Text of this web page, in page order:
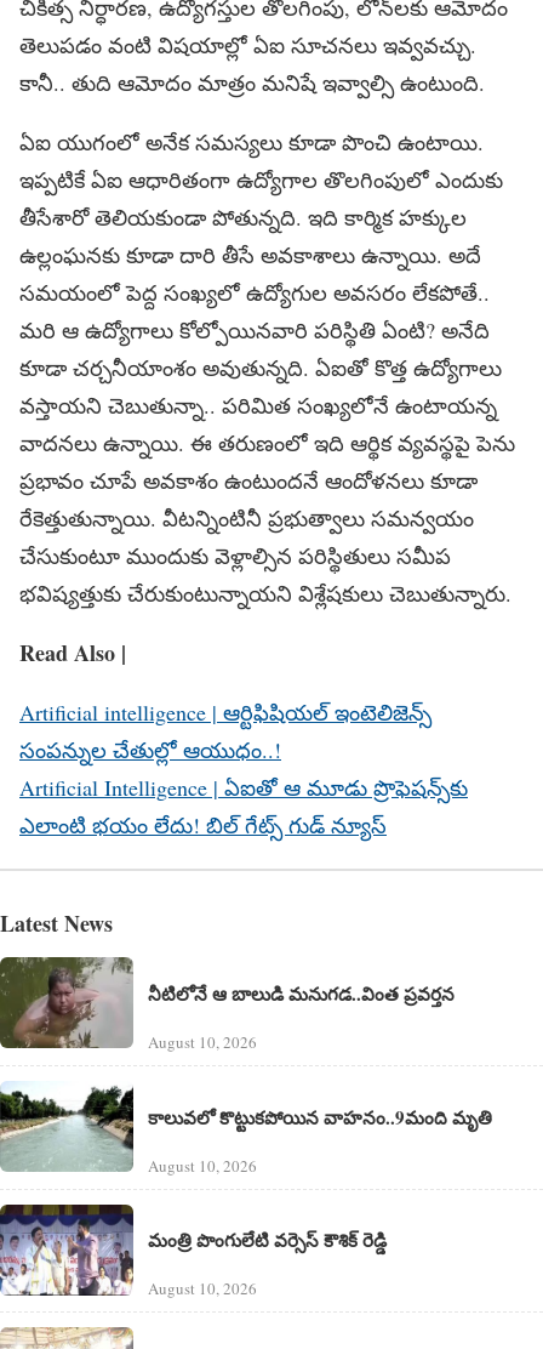
చికిత్స నిర్ధారణ, ఉద్యోగస్తుల తొలగింపు, లోన్‌లకు ఆమోదం
తెలుపడం వంటి విషయాల్లో ఏఐ సూచనలు ఇవ్వవచ్చు.
కానీ.. తుది ఆమోదం మాత్రం మనిషే ఇవ్వాల్సి ఉంటుంది.
ఏఐ యుగంలో అనేక సమస్యలు కూడా పొంచి ఉంటాయి.
ఇప్పటికే ఏఐ ఆధారితంగా ఉద్యోగాల తొలగింపులో ఎందుకు
తీసేశారో తెలియకుండా పోతున్నది. ఇది కార్మిక హక్కుల
ఉల్లంఘనకు కూడా దారి తీసే అవకాశాలు ఉన్నాయి. అదే
సమయంలో పెద్ద సంఖ్యలో ఉద్యోగుల అవసరం లేకపోతే..
మరి ఆ ఉద్యోగాలు కోల్పోయినవారి పరిస్థితి ఏంటి? అనేది
కూడా చర్చనీయాంశం అవుతున్నది. ఏఐతో కొత్త ఉద్యోగాలు
వస్తాయని చెబుతున్నా.. పరిమిత సంఖ్యలోనే ఉంటాయన్న
వాదనలు ఉన్నాయి. ఈ తరుణంలో ఇది ఆర్థిక వ్యవస్థపై పెను
ప్రభావం చూపే అవకాశం ఉంటుందనే ఆందోళనలు కూడా
రేకెత్తుతున్నాయి. వీటన్నింటినీ ప్రభుత్వాలు సమన్వయం
చేసుకుంటూ ముందుకు వెళ్లాల్సిన పరిస్థితులు సమీప
భవిష్యత్తుకు చేరుకుంటున్నాయని విశ్లేషకులు చెబుతున్నారు.
Read Also |
Artificial intelligence | ఆర్టిఫిషియ‌ల్ ఇంటెలిజెన్స్
సంప‌న్నుల చేతుల్లో ఆయుధం..!
Artificial Intelligence | ఏఐతో ఆ మూడు ప్రొఫెషన్స్‌కు
ఎలాంటి భయం లేదు! బిల్ గేట్స్ గుడ్ న్యూస్‌
Latest News
నీటిలోనే ఆ బాలుడి మనుగడ..వింత ప్రవర్తన
August 10, 2026
కాలువలో కొట్టుకపోయిన వాహనం..9మంది మృతి
August 10, 2026
మంత్రి పొంగులేటి వర్సెస్ కౌశిక్ రెడ్డి
August 10, 2026